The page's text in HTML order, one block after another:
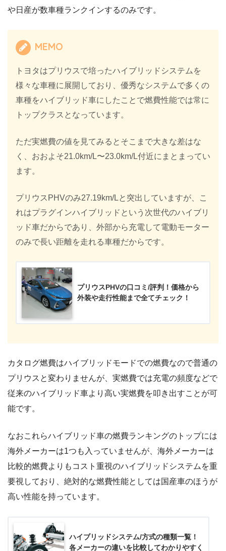
や日産が数車種ランクインするのみです。
MEMO
トヨタはプリウスで培ったハイブリッドシステムを
様々な車種に展開しており、優秀なシステムで多くの
車種をハイブリッド車にしたことで燃費性能では常に
トップクラスとなっています。
ただ実燃費の値を見てみるとそこまで大きな差はな
く、おおよそ21.0km/L〜23.0km/L付近にまとまってい
ます。
プリウスPHVのみ27.19km/Lと突出していますが、こ
れはプラグインハイブリッドという次世代のハイブリ
ッド車だからであり、外部から充電して電動モーター
のみで長い距離を走れる車種だからです。
プリウスPHVの口コミ/評判！価格から
外装や走行性能まで全てチェック！
カタログ燃費はハイブリッドモードでの燃費なので普通の
プリウスと変わりませんが、実燃費では充電の頻度などで
従来のハイブリッド車より高い実燃費を叩き出すことが可
能です。
なおこれらハイブリッド車の燃費ランキングのトップには
海外メーカーは1つも入っていませんが、海外メーカーは
比較的燃費よりもコスト重視のハイブリッドシステムを重
要視しており、絶対的な燃費性能としては国産車のほうが
高い性能を持っています。
ハイブリッドシステム/方式の種類一覧！
各メーカーの違いを比較してわかりやすく